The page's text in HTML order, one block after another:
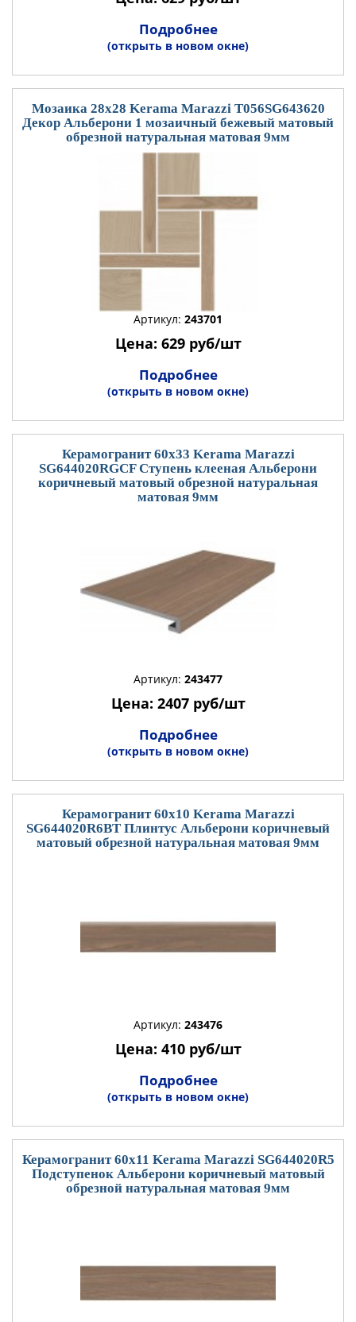
Подробнее
(открыть в новом окне)
Мозаика 28x28 Kerama Marazzi T056SG643620
Декор Альберони 1 мозаичный бежевый матовый
обрезной натуральная матовая 9мм
Артикул: 243701
Цена: 629 руб/шт
Подробнее
(открыть в новом окне)
Керамогранит 60x33 Kerama Marazzi
SG644020RGCF Ступень клееная Альберони
коричневый матовый обрезной натуральная
матовая 9мм
Артикул: 243477
Цена: 2407 руб/шт
Подробнее
(открыть в новом окне)
Керамогранит 60x10 Kerama Marazzi
SG644020R6BT Плинтус Альберони коричневый
матовый обрезной натуральная матовая 9мм
Артикул: 243476
Цена: 410 руб/шт
Подробнее
(открыть в новом окне)
Керамогранит 60x11 Kerama Marazzi SG644020R5
Подступенок Альберони коричневый матовый
обрезной натуральная матовая 9мм